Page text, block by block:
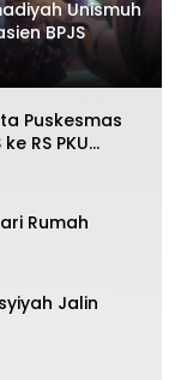
BPJS
Puskesmas
RS PKU
Rumah
Jalin